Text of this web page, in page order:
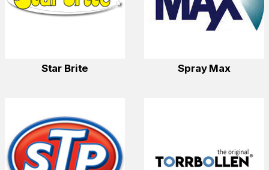
Star Brite Spray Max